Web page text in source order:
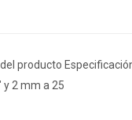
producto
y 2 mm a 25